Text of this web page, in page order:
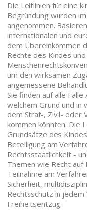
Die Leitlinien für eine
Begründung wurden
angenommen.
internationalen und
dem Übereinkommen
Rechte des Kindes
um den wirksamen
angemessene
Sie finden auf alle
welchem Grund und in
dem Straf-, Zivil- oder
kommen könnten. Die
Grundsätze des
Beteiligung am
Rechtsstaatlichkeit -
Themen wie Recht
Teilnahme am
Sicherheit,
Rechtsschutz in
Freiheitsentzug.